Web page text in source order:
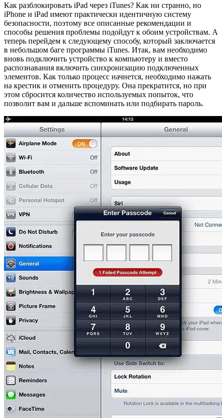
Как разблокировать iPad через iTunes? Как ни странно, но
iPhone и iPad имеют практически идентичную систему
безопасности, поэтому все описанные рекомендации и
способы решения проблемы подойдут к обоим устройствам. А
теперь перейдем к следующему способу, который заключается
в небольшом баге программы iTunes. Итак, вам необходимо
вновь подключить устройство к компьютеру и вместо
распознавания включить синхронизацию подключенных
элементов. Как только процесс начнется, необходимо нажать
на крестик и отменить процедуру. Она прекратится, но при
этом сбросится количество используемых попыток, что
позволит вам и дальше вспоминать или подбирать пароль.